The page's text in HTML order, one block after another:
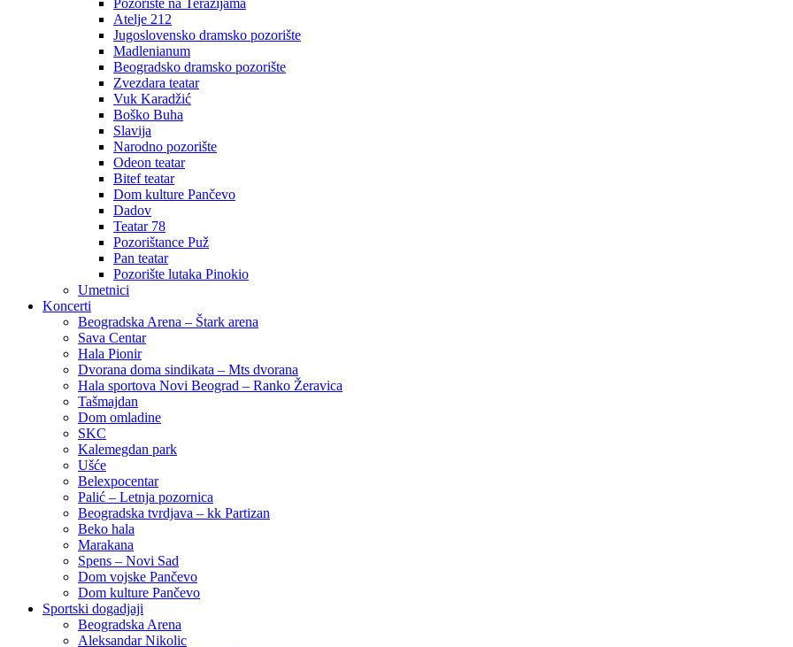
Pozorište na Terazijama
Atelje 212
Jugoslovensko dramsko pozorište
Madlenianum
Beogradsko dramsko pozorište
Zvezdara teatar
Vuk Karadžić
Boško Buha
Slavija
Narodno pozorište
Odeon teatar
Bitef teatar
Dom kulture Pančevo
Dadov
Teatar 78
Pozorištance Puž
Pan teatar
Pozorište lutaka Pinokio
Umetnici
Koncerti
Beogradska Arena – Štark arena
Sava Centar
Hala Pionir
Dvorana doma sindikata – Mts dvorana
Hala sportova Novi Beograd – Ranko Žeravica
Tašmajdan
Dom omladine
SKC
Kalemegdan park
Ušće
Belexpocentar
Palić – Letnja pozornica
Beogradska tvrdjava – kk Partizan
Beko hala
Marakana
Spens – Novi Sad
Dom vojske Pančevo
Dom kulture Pančevo
Sportski dogadjaji
Beogradska Arena
Aleksandar Nikolic